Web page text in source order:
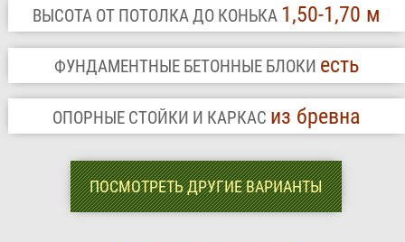
ВЫСОТА ОТ ПОТОЛКА ДО КОНЬКА 1,50-1,70 м
ФУНДАМЕНТНЫЕ БЕТОННЫЕ БЛОКИ есть
ОПОРНЫЕ СТОЙКИ И КАРКАС из бревна
ПОСМОТРЕТЬ ДРУГИЕ ВАРИАНТЫ